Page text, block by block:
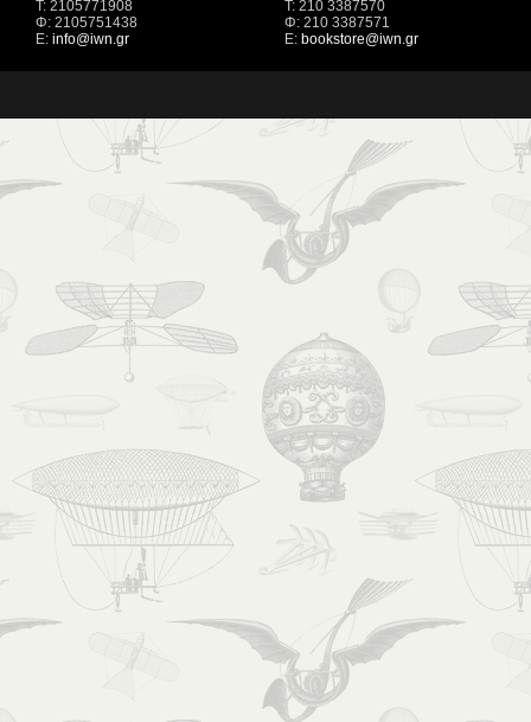
Τ: 2105771908
Φ: 2105751438
Ε: info@iwn.gr
Τ: 210 3387570
Φ: 210 3387571
Ε: bookstore@iwn.gr